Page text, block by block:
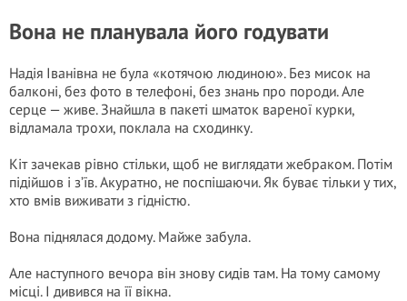
Вона не планувала його годувати
Надія Іванівна не була «котячою людиною». Без мисок на
балконі, без фото в телефоні, без знань про породи. Але
серце — живе. Знайшла в пакеті шматок вареної курки,
відламала трохи, поклала на сходинку.
Кіт зачекав рівно стільки, щоб не виглядати жебраком. Потім
підійшов і з’їв. Акуратно, не поспішаючи. Як буває тільки у тих,
хто вмів виживати з гідністю.
Вона піднялася додому. Майже забула.
Але наступного вечора він знову сидів там. На тому самому
місці. І дивився на її вікна.